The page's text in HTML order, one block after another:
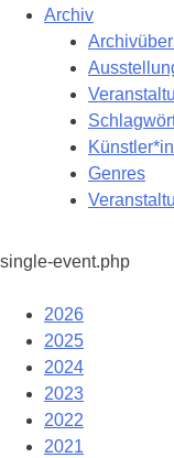
Archiv
Genres
single-event.php
2026
2025
2024
2023
2022
2021